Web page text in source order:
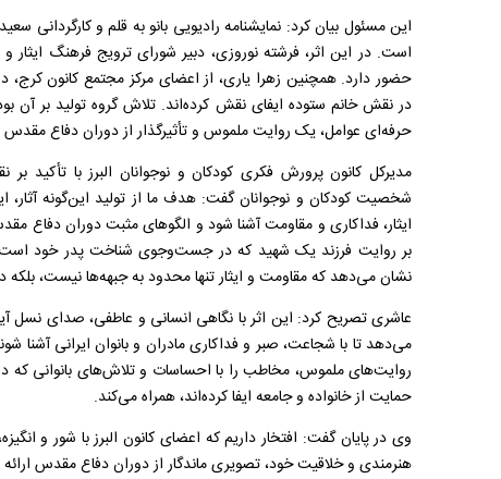
این مسئول بیان کرد: نمایشنامه رادیویی بانو به قلم و کارگردانی
است. در این اثر، فرشته نوروزی، دبیر شورای ترویج فرهنگ ایثار
حضور دارد. همچنین زهرا یاری، از اعضای مرکز مجتمع کانون کرج،
در نقش خانم ستوده ایفای نقش کرده‌اند. تلاش گروه تولید بر آن
حرفه‌ای عوامل، یک روایت ملموس و تأثیرگذار از دوران دفاع مقدس
مدیرکل کانون پرورش فکری کودکان و نوجوانان البرز با
شخصیت کودکان و نوجوانان گفت: هدف ما از تولید این‌گونه
ایثار، فداکاری و مقاومت آشنا شود و الگوهای مثبت دوران دفاع
بر روایت فرزند یک شهید که در جست‌وجوی شناخت پدر خود است
نشان می‌دهد که مقاومت و ایثار تنها محدود به جبهه‌ها نیست، بلکه
عاشری تصریح کرد: این اثر با نگاهی انسانی و عاطفی، صدای نسل
می‌دهد تا با شجاعت، صبر و فداکاری مادران و بانوان ایرانی آشنا
روایت‌های ملموس، مخاطب را با احساسات و تلاش‌های بانوانی
حمایت از خانواده و جامعه ایفا کرده‌اند، همراه می‌کند.
وی در پایان گفت: افتخار داریم که اعضای کانون البرز با شور و
هنرمندی و خلاقیت خود، تصویری ماندگار از دوران دفاع مقدس